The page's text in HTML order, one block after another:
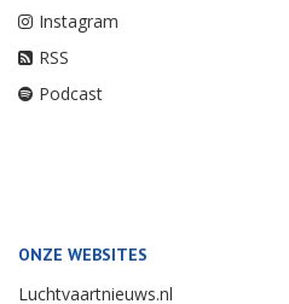
Instagram
RSS
Podcast
ONZE WEBSITES
Luchtvaartnieuws.nl